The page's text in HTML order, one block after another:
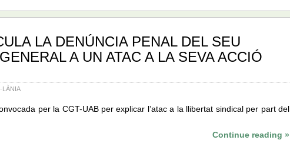
LA DENÚNCIA PENAL DEL SEU
A UN ATAC A LA SEVA ACCIÓ
per la CGT-UAB per explicar l’atac a la llibertat sindical per part del
Continue reading »